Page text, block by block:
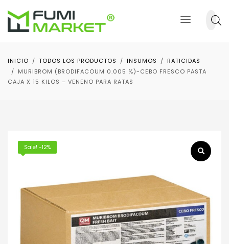
INICIO TODOS LOS PRODUCTOS INSUMOS
RATICIDAS
MURIBROM (BRODIFACOUM 0.005 %)-CEBO FRESCO PASTA
CAJA X 15 KILOS – VENENO PARA RATAS
Sale! -12%